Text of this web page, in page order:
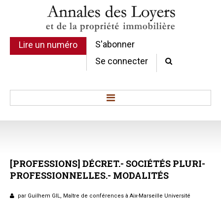
Lire un numéro
S'abonner
Se connecter
Sommaires
Chroniques
Etudes de texte
[PROFESSIONS] DÉCRET.- SOCIÉTÉS PLURI-
PROFESSIONNELLES.- MODALITÉS
par Guilhem GIL, Maître de conférences à Aix-Marseille Université